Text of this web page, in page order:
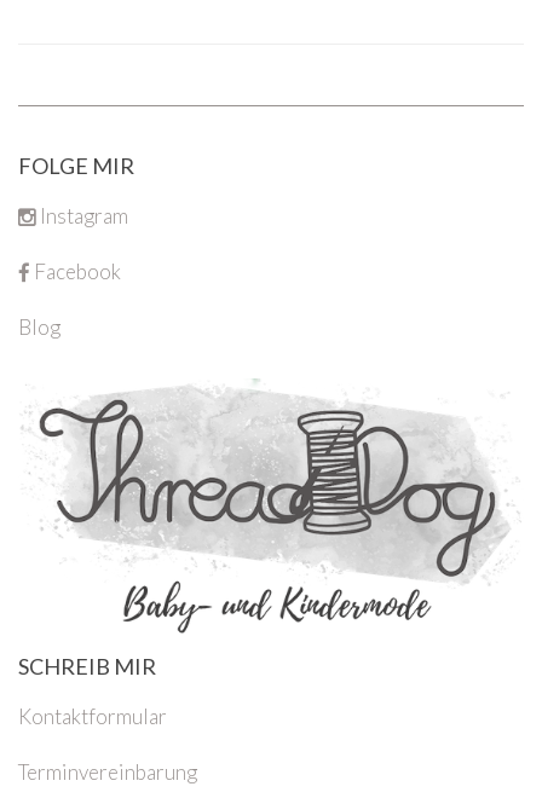
FOLGE MIR
Instagram
Facebook
Blog
SCHREIB MIR
Kontaktformular
Terminvereinbarung